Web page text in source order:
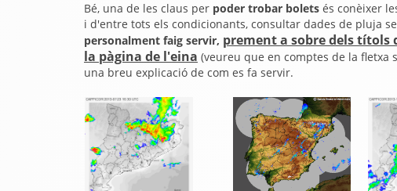
Bé, una de les claus per poder trobar bolets és conèixer
i d'entre tots els condicionants, consultar dades de pluja
personalment faig servir, prement a sobre dels títols
la pàgina de l'eina (veureu que en comptes de la
una breu explicació de com es fa servir.